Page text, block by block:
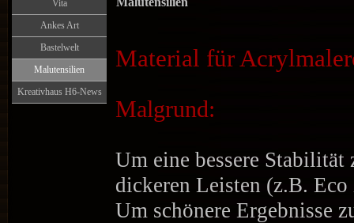
Vita
Ankes Art
Bastelwelt
Malutensilien
Kreativhaus H6-News
Material für
Malgrund:
Um eine bessere
dickeren Leisten (z.B.
Um schönere Ergebnisse